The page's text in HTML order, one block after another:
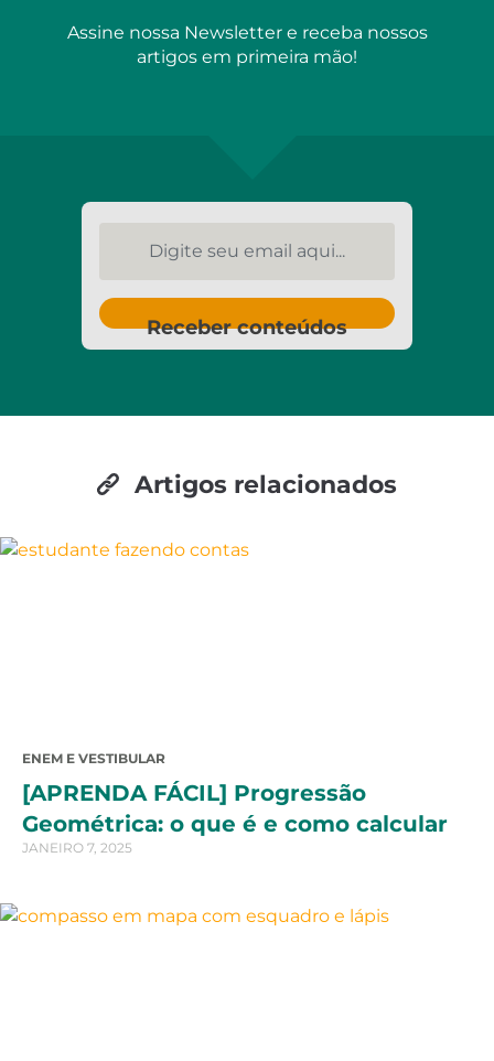
Assine nossa Newsletter e receba nossos
artigos em primeira mão!
Receber conteúdos
Artigos relacionados
ENEM E VESTIBULAR
[APRENDA FÁCIL] Progressão
Geométrica: o que é e como calcular
JANEIRO 7, 2025